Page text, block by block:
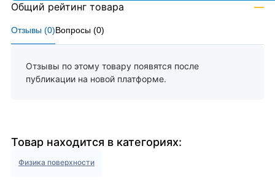
Отзывы (0)Вопросы (0)
Отзывы по этому товару появятся после
публикации на новой платформе.
Общий рейтинг товара —
Товар находится в категориях:
Физика поверхности